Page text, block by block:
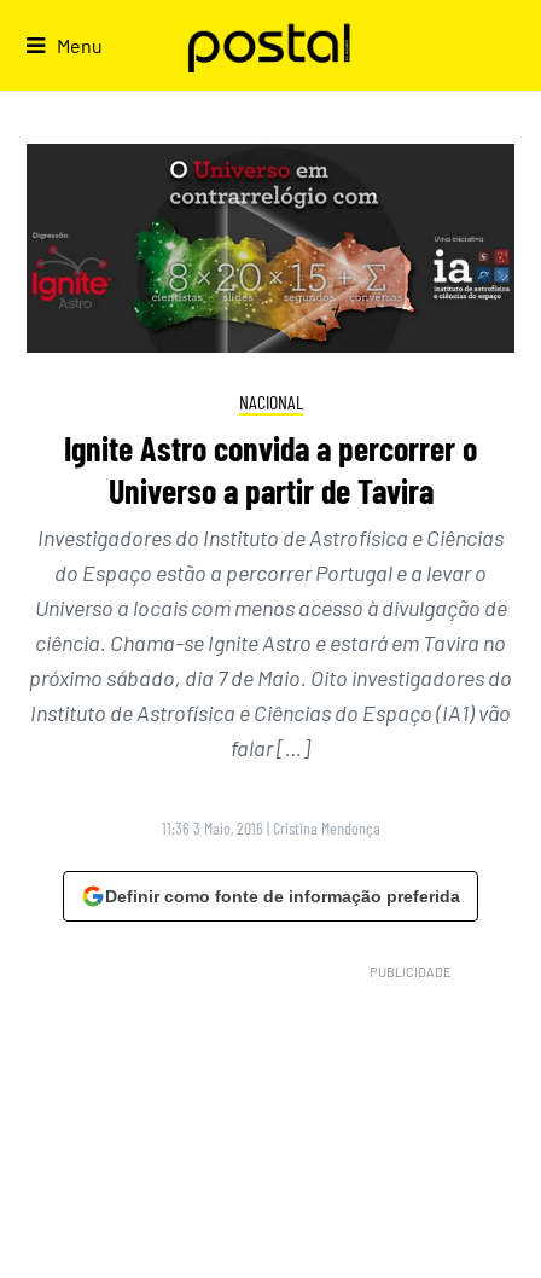
Menu
NACIONAL
Ignite Astro convida a percorrer o
Universo a partir de Tavira
Investigadores do Instituto de Astrofísica e Ciências
do Espaço estão a percorrer Portugal e a levar o
Universo a locais com menos acesso à divulgação de
ciência. Chama-se Ignite Astro e estará em Tavira no
próximo sábado, dia 7 de Maio. Oito investigadores do
Instituto de Astrofísica e Ciências do Espaço (IA1) vão
falar […]
11:36 3 Maio, 2016 | Cristina Mendonça
Definir como fonte de informação preferida